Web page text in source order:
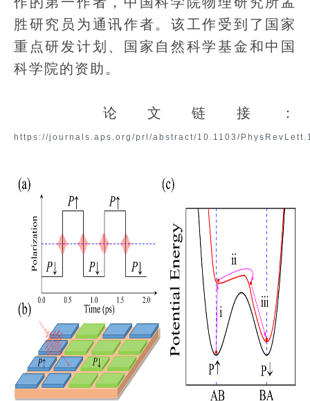
胜研究员为通讯作者。该工作受到了国家
重点研发计划、国家自然科学基金和中国
科学院的资助。
论文链接：
https://journals.aps.org/prl/abstract/10.1103/